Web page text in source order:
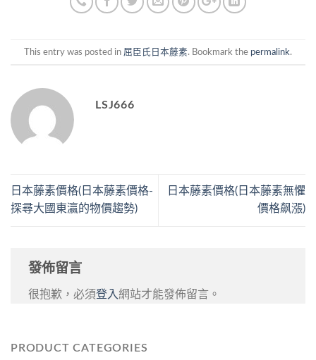
This entry was posted in 屈臣氏日本藤素. Bookmark the permalink.
LSJ666
日本藤素價格(日本藤素價格-
探尋大國東瀛的物價趨勢)
日本藤素價格(日本藤素無懼
價格飙漲)
發佈留言
很抱歉，必須登入網站才能發佈留言。
PRODUCT CATEGORIES